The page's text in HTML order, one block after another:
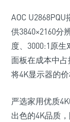
AOC
供3840×2160分
度、3000:1原
面板在成本中
将4K显示器的价
严选家用优质
出色的4K品质